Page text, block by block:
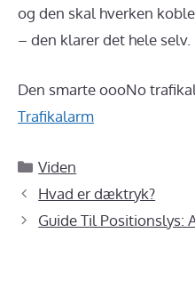
og den skal hverken
– den klarer det hele selv.
Den smarte oooNo
Trafikalarm
Kategorier
Viden
Hvad er dæktryk?
Guide Til Positionslys: